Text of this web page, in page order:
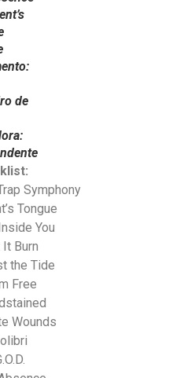
de
Symphony
Tongue
You
Burn
the Tide
Free
Wounds